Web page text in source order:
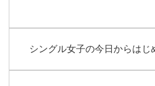
シングル女子の今日からはじ